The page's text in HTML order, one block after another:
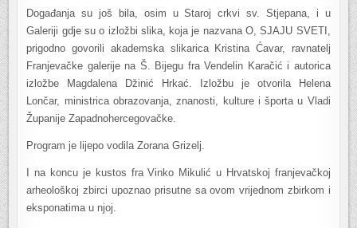
Događanja su još bila, osim u Staroj crkvi sv. Stjepana, i u
Galeriji gdje su o izložbi slika, koja je nazvana O, SJAJU SVETI,
prigodno govorili akademska slikarica Kristina Ćavar, ravnatelj
Franjevačke galerije na Š. Bijegu fra Vendelin Karačić i autorica
izložbe Magdalena Džinić Hrkać. Izložbu je otvorila Helena
Lončar, ministrica obrazovanja, znanosti, kulture i športa u Vladi
Županije Zapadnohercegovačke.
Program je lijepo vodila Zorana Grizelj.
I na koncu je kustos fra Vinko Mikulić u Hrvatskoj franjevačkoj
arheološkoj zbirci upoznao prisutne sa ovom vrijednom zbirkom i
eksponatima u njoj.